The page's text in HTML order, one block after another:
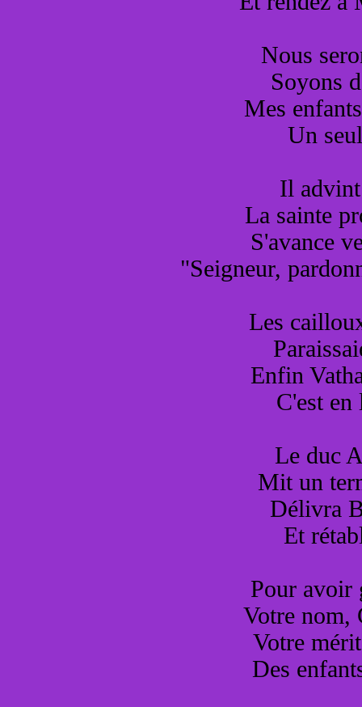
Nous
Soyons
Mes
Un
Il
La sainte
S'avance
"Seigneur,
Les
Enfin
C'est
Le duc
Mit un
Délivra
Et
Pour avoir
Votre nom,
Votre
Des